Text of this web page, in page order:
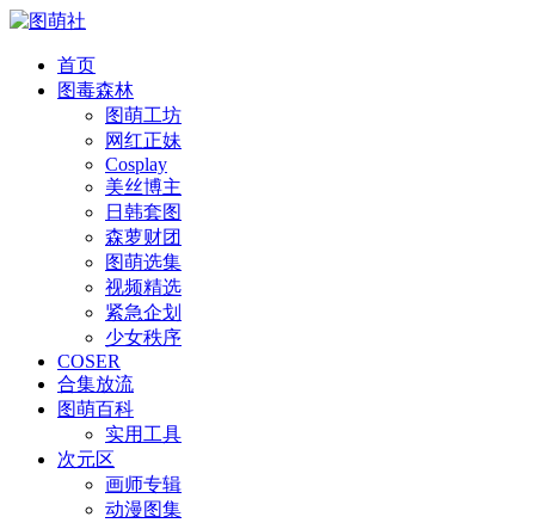
首页
图毒森林
图萌工坊
网红正妹
Cosplay
美丝博主
日韩套图
森萝财团
图萌选集
视频精选
紧急企划
少女秩序
COSER
合集放流
图萌百科
实用工具
次元区
画师专辑
动漫图集